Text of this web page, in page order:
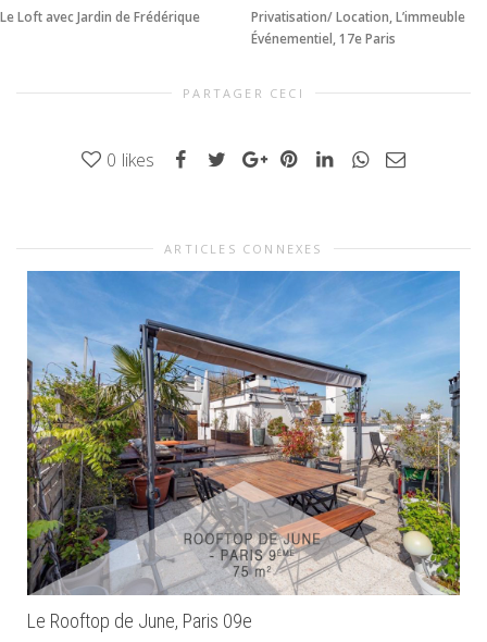
Le Loft avec Jardin de Frédérique
Privatisation/ Location, L’immeuble
Événementiel, 17e Paris
PARTAGER CECI
0 likes
ARTICLES CONNEXES
Le Rooftop de June, Paris 09e